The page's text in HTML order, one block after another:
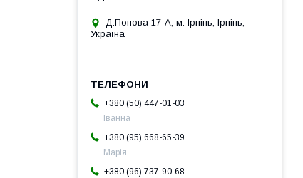
Д.Попова 17-А, м. Ірпінь, Ірпінь,
Україна
+380 (50) 447-01-03
Іванна
+380 (95) 668-65-39
Марія
+380 (96) 737-90-68